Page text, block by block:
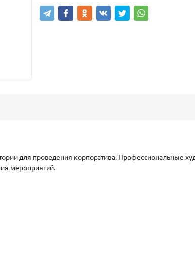
для проведения корпоратива. Профессиональные
мероприятий.